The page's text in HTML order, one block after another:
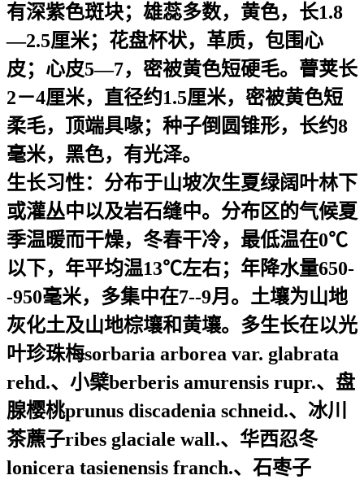
有深紫色斑块；雄蕊多数，黄色，长1.8
—2.5厘米；花盘杯状，革质，包围心
皮；心皮5—7，密被黄色短硬毛。瞢荚长
2－4厘米，直径约1.5厘米，密被黄色短
柔毛，顶端具喙；种子倒圆锥形，长约8
毫米，黑色，有光泽。
生长习性： 分布于山坡次生夏绿阔叶林下
或灌丛中以及岩石缝中。分布区的气候夏
季温暖而干燥，冬春干冷，最低温在0℃
以下，年平均温13℃左右；年降水量650-
-950毫米，多集中在7--9月。土壤为山地
灰化土及山地棕壤和黄壤。多生长在以光
叶珍珠梅sorbaria arborea var. glabrata
rehd.、小檗berberis amurensis rupr.、盘
腺樱桃prunus discadenia schneid.、冰川
茶藨子ribes glaciale wall.、华西忍冬
lonicera tasienensis franch.、石枣子